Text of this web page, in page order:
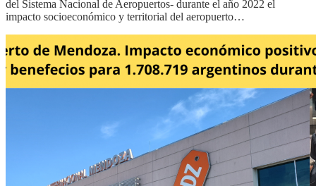
del Sistema Nacional de Aeropuertos- durante el año 2022 el
impacto socioeconómico y territorial del aeropuerto…